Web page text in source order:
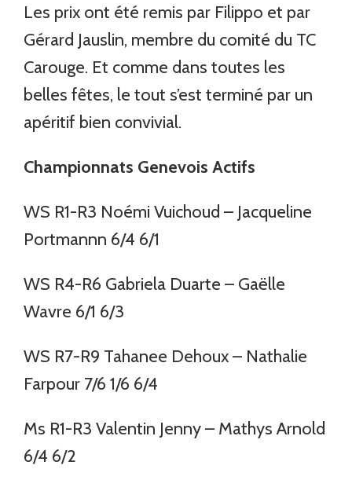
Les prix ont été remis par Filippo et par
Gérard Jauslin, membre du comité du TC
Carouge. Et comme dans toutes les
belles fêtes, le tout s’est terminé par un
apéritif bien convivial.
Championnats Genevois Actifs
WS R1-R3 Noémi Vuichoud – Jacqueline
Portmannn 6/4 6/1
WS R4-R6 Gabriela Duarte – Gaëlle
Wavre 6/1 6/3
WS R7-R9 Tahanee Dehoux – Nathalie
Farpour 7/6 1/6 6/4
Ms R1-R3 Valentin Jenny – Mathys Arnold
6/4 6/2